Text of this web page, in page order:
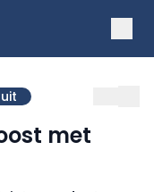
met